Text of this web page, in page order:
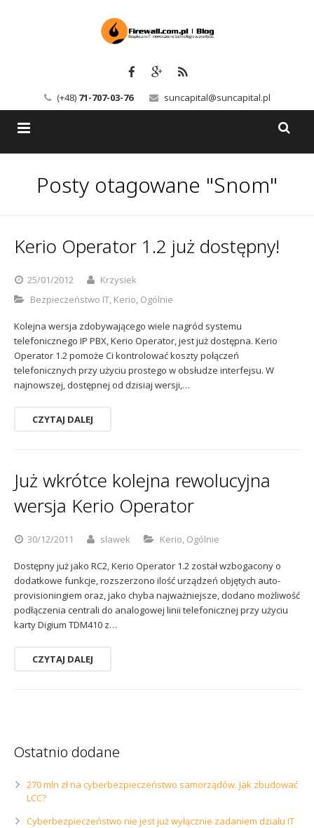
(+48) 71-707-03-76 suncapital@suncapital.pl
Backup-Solutions
Serwery pocztowe
Sophos
Usługi
Szkolenia
Kontakt
Polityka prywatności
Posty otagowane "Snom"
Kerio Operator 1.2 już dostępny!
25/01/2012
Krzysiek
Bezpieczeństwo IT, Kerio, Ogólnie
Kolejna wersja zdobywającego wiele nagród systemu
telefonicznego IP PBX, Kerio Operator, jest już dostępna. Kerio
Operator 1.2 pomoże Ci kontrolować koszty połączeń
telefonicznych przy użyciu prostego w obsłudze interfejsu. W
najnowszej, dostępnej od dzisiaj wersji,…
CZYTAJ DALEJ
Już wkrótce kolejna rewolucyjna
wersja Kerio Operator
30/12/2011 slawek Kerio, Ogólnie
Dostępny już jako RC2, Kerio Operator 1.2 został wzbogacony o
dodatkowe funkcje, rozszerzono ilość urządzeń objętych auto-
provisioningiem oraz, jako chyba najważniejsze, dodano możliwość
podłączenia centrali do analogowej linii telefonicznej przy użyciu
karty Digium TDM410 z…
CZYTAJ DALEJ
Ostatnio dodane
270 mln zł na cyberbezpieczeństwo samorządów. Jak zbudować
LCC?
Cyberbezpieczeństwo nie jest już wyłącznie zadaniem działu IT